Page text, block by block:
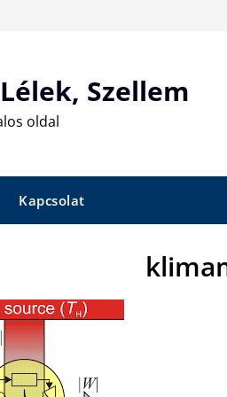
Szellem
oldal
Kapcsolat